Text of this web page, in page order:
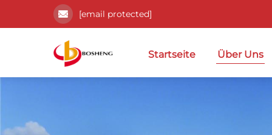
[email protected]
Startseite Über Uns